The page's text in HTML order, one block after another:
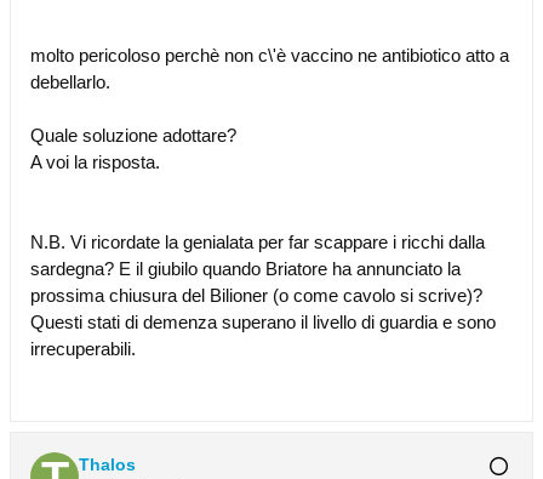
molto pericoloso perchè non c\'è vaccino ne antibiotico atto a
debellarlo.
Quale soluzione adottare?
A voi la risposta.
N.B. Vi ricordate la genialata per far scappare i ricchi dalla
sardegna? E il giubilo quando Briatore ha annunciato la
prossima chiusura del Bilioner (o come cavolo si scrive)?
Questi stati di demenza superano il livello di guardia e sono
irrecuperabili.
Thalos